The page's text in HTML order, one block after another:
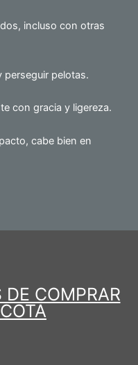
incluso con otras
pelotas.
con gracia y ligereza.
cabe bien en
COMPRAR